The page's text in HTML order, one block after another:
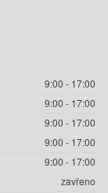
9:00 - 17:00
9:00 - 17:00
9:00 - 17:00
9:00 - 17:00
9:00 - 17:00
zavřeno